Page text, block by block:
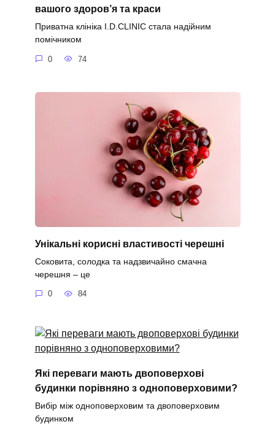
вашого здоров’я та краси
Приватна клініка I.D.CLINIC стала надійним
помічником
0 74
Унікальні корисні властивості черешні
Соковита, солодка та надзвичайно смачна
черешня – це
0 84
Які переваги мають двоповерхові
будинки порівняно з одноповерховими?
Вибір між одноповерховим та двоповерховим
будинком